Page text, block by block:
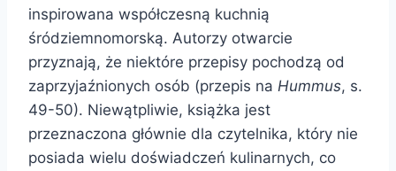
inspirowana współczesną kuchnią
śródziemnomorską. Autorzy otwarcie
przyznają, że niektóre przepisy pochodzą od
zaprzyjaźnionych osób (przepis na Hummus, s.
49-50). Niewątpliwie, książka jest
przeznaczona głównie dla czytelnika, który nie
posiada wielu doświadczeń kulinarnych, co